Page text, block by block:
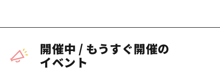
開催中 / もうすぐ開催の
イベント